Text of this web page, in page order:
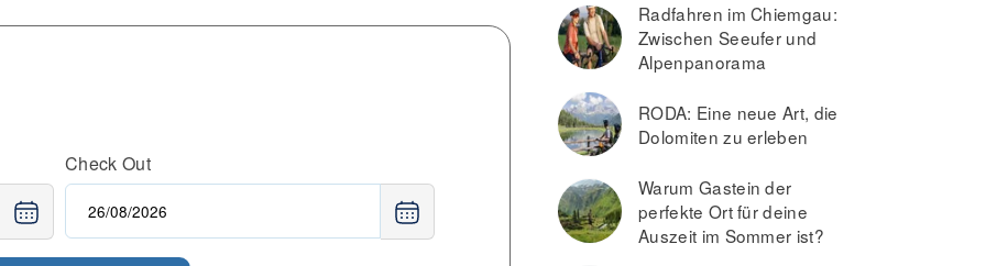
Check Out
Radfahren im Chiemgau:
Zwischen Seeufer und
Alpenpanorama
RODA: Eine neue Art, die
Dolomiten zu erleben
Warum Gastein der
perfekte Ort für deine
Auszeit im Sommer ist?